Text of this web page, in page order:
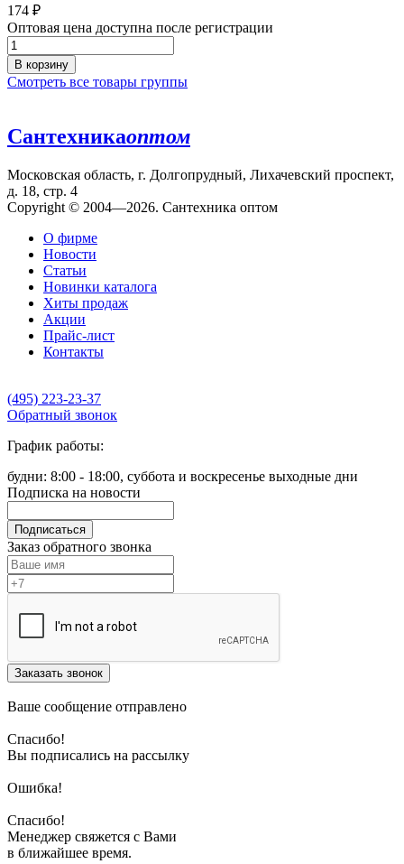
174 ₽
Оптовая цена доступна после регистрации
В корзину
Смотреть все товары группы
Сантехникаоптом
Московская область, г. Долгопрудный, Лихачевский проспект,
д. 18, стр. 4
Copyright © 2004—2026. Сантехника оптом
О фирме
Новости
Статьи
Новинки каталога
Хиты продаж
Акции
Прайс-лист
Контакты
(495) 223-23-37
Обратный звонок
График работы:
будни: 8:00 - 18:00, суббота и воскресенье выходные дни
Подписка на новости
Подписаться
Заказ обратного звонка
Заказать звонок
Ваше сообщение отправлено
Спасибо!
Вы подписались на рассылку
Ошибка!
Спасибо!
Менеджер свяжется с Вами
в ближайшее время.